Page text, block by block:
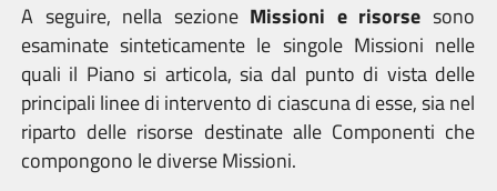
A seguire, nella sezione Missioni e risorse sono
esaminate sinteticamente le singole Missioni nelle
quali il Piano si articola, sia dal punto di vista delle
principali linee di intervento di ciascuna di esse, sia nel
riparto delle risorse destinate alle Componenti che
compongono le diverse Missioni.